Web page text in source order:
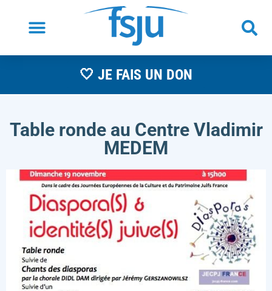
🤍 JE FAIS UN DON
Table ronde au Centre Vladimir
MEDEM